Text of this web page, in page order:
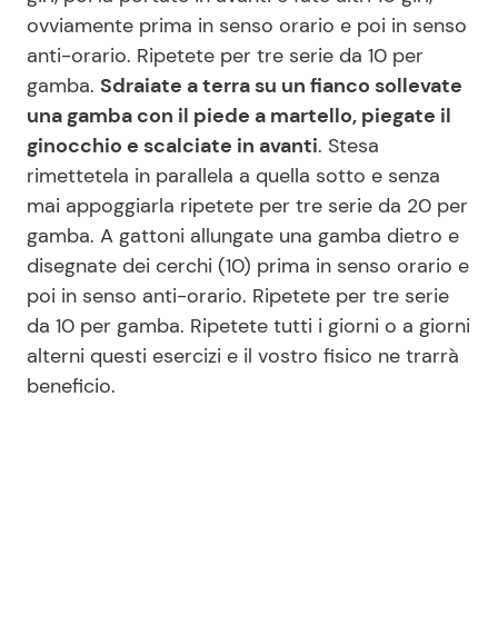
ovviamente prima in senso orario e poi in senso
anti-orario. Ripetete per tre serie da 10 per
gamba. Sdraiate a terra su un fianco sollevate
una gamba con il piede a martello, piegate il
ginocchio e scalciate in avanti. Stesa
rimettetela in parallela a quella sotto e senza
mai appoggiarla ripetete per tre serie da 20 per
gamba. A gattoni allungate una gamba dietro e
disegnate dei cerchi (10) prima in senso orario e
poi in senso anti-orario. Ripetete per tre serie
da 10 per gamba. Ripetete tutti i giorni o a giorni
alterni questi esercizi e il vostro fisico ne trarrà
beneficio.